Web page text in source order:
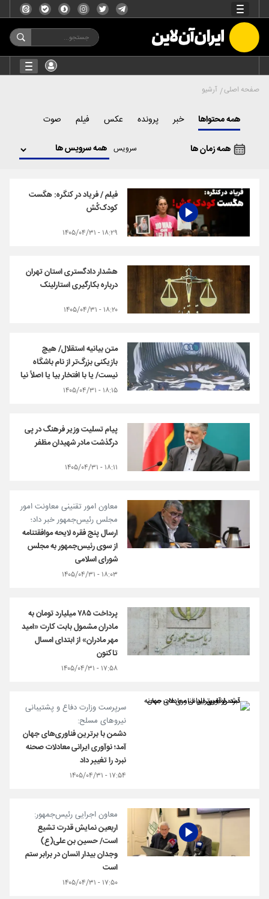
صفحه اصلی آرشیو
همه محتواها خبر پرونده عکس فیلم صوت
همه زمان ها سرویس
فیلم / فریاد در کنگره: هگست
کودک‌کُش
۱۸:۲۹ - ۱۴۰۵/۰۴/۳۱
هشدار دادگستری استان تهران
درباره بکارگیری استارلینک
۱۸:۲۰ - ۱۴۰۵/۰۴/۳۱
متن بیانیه استقلال/ هیچ
بازیکنی بزرگ‌تر از نام باشگاه
نیست/ یا با افتخار بیا یا اصلاً نیا
۱۸:۱۵ - ۱۴۰۵/۰۴/۳۱
پیام تسلیت وزیر فرهنگ در پی
درگذشت مادر شهیدان مظفر
۱۸:۱۱ - ۱۴۰۵/۰۴/۳۱
معاون امور تقنینی معاونت امور
مجلس رئیس‌جمهور خبر داد؛
ارسال پنج فقره لایحه موافقتنامه
از سوی رئیس‌جمهور به مجلس
شورای اسلامی
۱۸:۰۳ - ۱۴۰۵/۰۴/۳۱
پرداخت ۷۸۵ میلیارد تومان به
مادران مشمول بابت کارت «امید
مهر مادران» از ابتدای امسال
تاکنون
۱۷:۵۸ - ۱۴۰۵/۰۴/۳۱
سرپرست وزارت دفاع و پشتیبانی
نیروهای مسلح:
دشمن با برترین فناوری‌های جهان
آمد؛ نوآوری ایرانی معادلات صحنه
نبرد را تغییر داد
۱۷:۵۴ - ۱۴۰۵/۰۴/۳۱
معاون اجرایی رئیس‌جمهور:
اربعین نمایش قدرت تشیع
است/ حسین بن علی(ع)
وجدان بیدار انسان در برابر ستم
است
۱۷:۵۰ - ۱۴۰۵/۰۴/۳۱